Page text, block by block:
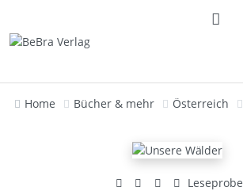
Home Bücher & mehr Österreich
Leseprobe